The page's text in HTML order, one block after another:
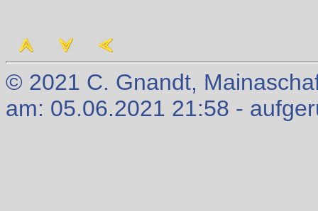
© 2021 C. Gnandt,
am: 05.06.2021 21:58 -